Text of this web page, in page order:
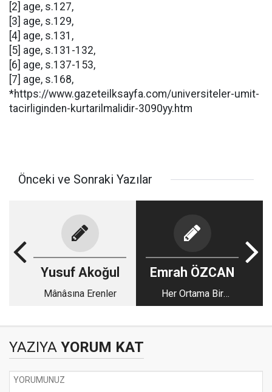
[2] age, s.127,
[3] age, s.129,
[4] age, s.131,
[5] age, s.131-132,
[6] age, s.137-153,
[7] age, s.168,
*https://www.gazeteilksayfa.com/universiteler-umit-
tacirliginden-kurtarilmalidir-3090yy.htm
Önceki ve Sonraki Yazılar
Yusuf Akoğul
Mânâsına Erenler
Emrah ÖZCAN
Her Ortama Bir
Nasreddin Hoca...
YAZIYA YORUM KAT